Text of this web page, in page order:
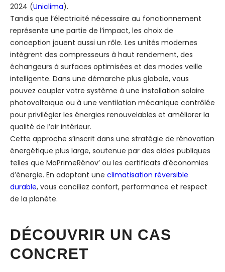
2024 (Uniclima).
Tandis que l’électricité nécessaire au fonctionnement
représente une partie de l’impact, les choix de
conception jouent aussi un rôle. Les unités modernes
intègrent des compresseurs à haut rendement, des
échangeurs à surfaces optimisées et des modes veille
intelligente. Dans une démarche plus globale, vous
pouvez coupler votre système à une installation solaire
photovoltaïque ou à une ventilation mécanique contrôlée
pour privilégier les énergies renouvelables et améliorer la
qualité de l’air intérieur.
Cette approche s’inscrit dans une stratégie de rénovation
énergétique plus large, soutenue par des aides publiques
telles que MaPrimeRénov’ ou les certificats d’économies
d’énergie. En adoptant une climatisation réversible
durable, vous conciliez confort, performance et respect
de la planète.
DÉCOUVRIR UN CAS
CONCRET